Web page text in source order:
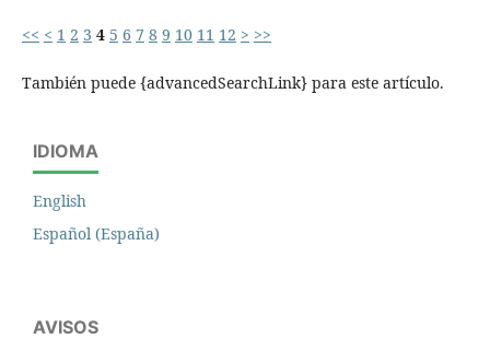
<< < 1 2 3 4 5 6 7 8 9 10 11 12 > >>
También puede {advancedSearchLink} para este artículo.
IDIOMA
English
Español (España)
AVISOS